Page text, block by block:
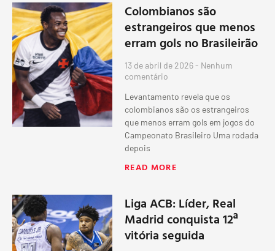
Colombianos são
estrangeiros que menos
erram gols no Brasileirão
13 de abril de 2026 Nenhum
comentário
Levantamento revela que os
colombianos são os estrangeiros
que menos erram gols em jogos do
Campeonato Brasileiro Uma rodada
depois
READ MORE
Liga ACB: Líder, Real
Madrid conquista 12ª
vitória seguida